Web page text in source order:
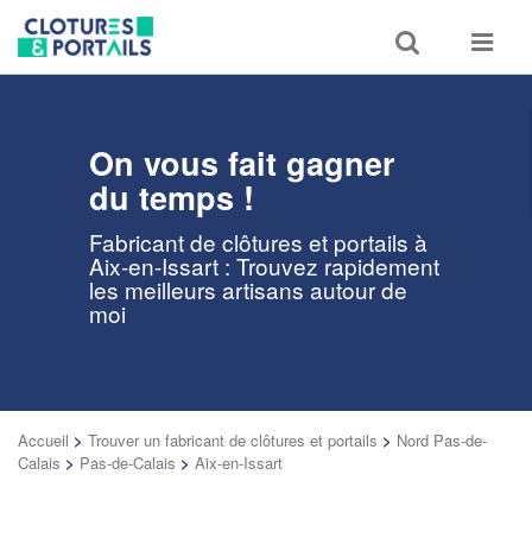
Toggle
search
Toggle
On vous fait gagner
du temps !
Fabricant de clôtures et portails à
Aix-en-Issart : Trouvez rapidement
les meilleurs artisans autour de
moi
Accueil > Trouver un fabricant de clôtures et portails > Nord Pas-de-
Calais > Pas-de-Calais > Aix-en-Issart